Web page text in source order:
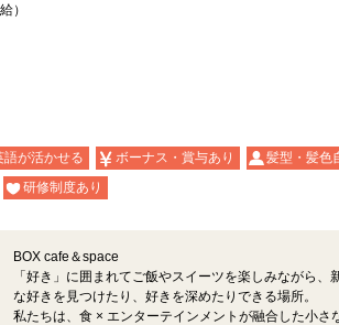
）
語が活かせる ボーナス・賞与あり
髪型・髪色
研修制度あり
BOX cafe＆space
「好き」に囲まれてご飯やスイーツを楽しみながら、
な好きを見つけたり、好きを深めたりできる場所。
私たちは、食 × エンターテインメントが融合した小さ